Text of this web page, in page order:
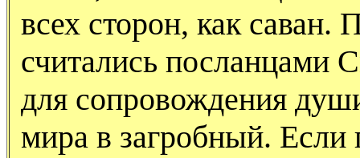
всех сторон, как саван.
считались посланцами
для сопровождения
мира в загробный. Если